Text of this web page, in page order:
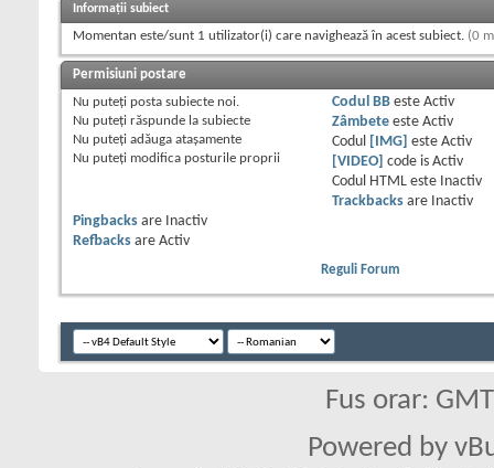
Informații subiect
Momentan este/sunt 1 utilizator(i) care navighează în acest subiect. (0
Permisiuni postare
Nu puteţi posta subiecte noi.
Nu puteţi răspunde la subiecte
Nu puteţi adăuga ataşamente
Nu puteţi modifica posturile proprii
Codul BBeste Activ
Zâmbeteeste Activ
Codul
[IMG] este Activ
[VIDEO] code is Activ
Codul HTML este
Inactiv
Trackbacksare
Inactiv
Pingbacks are
Inactiv
Refbacks are Activ
Reguli Forum
Fus orar:
Powered by